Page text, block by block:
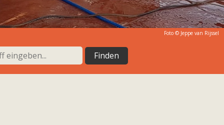
Foto © Jeppe van Rijssel